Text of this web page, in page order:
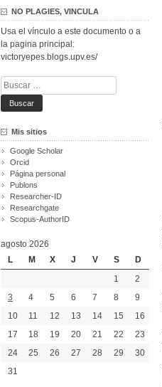
NO PLAGIES, VINCULA
Usa el vínculo a este documento o a
la pagina principal:
victoryepes.blogs.upv.es/
Buscar:
Mis sitios
Google Scholar
Orcid
Página personal
Publons
Researcher-ID
Researchgate
Scopus-AuthorID
agosto 2026
L
M X J V S
D
1
2
3
4 5 6 7 8
9
10
11 12 13 14 15
16
17
18 19 20 21 22
23
24
25 26 27 28 29
30
31